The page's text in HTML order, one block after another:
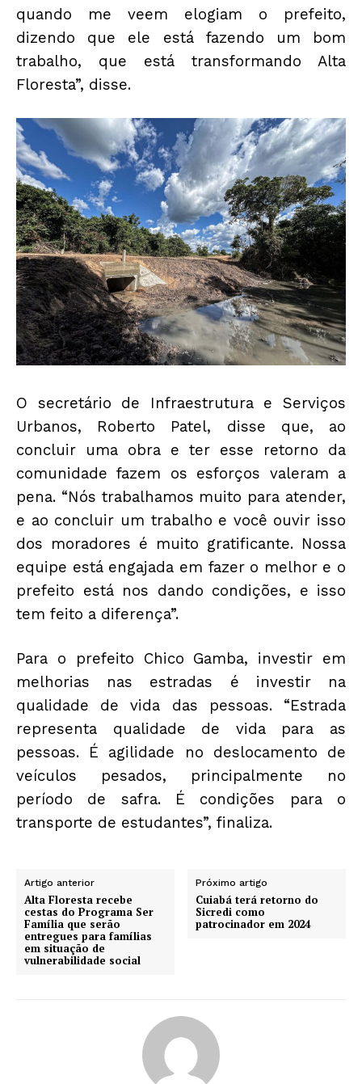
quando me veem elogiam o prefeito,
dizendo que ele está fazendo um bom
trabalho, que está transformando Alta
Floresta”, disse.
O secretário de Infraestrutura e Serviços
Urbanos, Roberto Patel, disse que, ao
concluir uma obra e ter esse retorno da
comunidade fazem os esforços valeram a
pena. “Nós trabalhamos muito para atender,
e ao concluir um trabalho e você ouvir isso
dos moradores é muito gratificante. Nossa
equipe está engajada em fazer o melhor e o
prefeito está nos dando condições, e isso
tem feito a diferença”.
Para o prefeito Chico Gamba, investir em
melhorias nas estradas é investir na
qualidade de vida das pessoas. “Estrada
representa qualidade de vida para as
pessoas. É agilidade no deslocamento de
veículos pesados, principalmente no
período de safra. É condições para o
transporte de estudantes”, finaliza.
Artigo anterior
Alta Floresta recebe
cestas do Programa Ser
Família que serão
entregues para famílias
em situação de
vulnerabilidade social
Próximo artigo
Cuiabá terá retorno do
Sicredi como
patrocinador em 2024